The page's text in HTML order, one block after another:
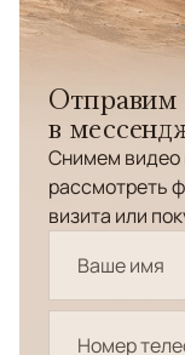
Отправим
в
Снимем видео
рассмотреть
визита или